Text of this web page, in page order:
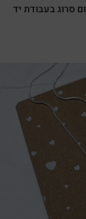
סרוג בעבודת יד
מהירה